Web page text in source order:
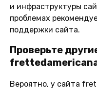
и инфраструктуры
проблемах
поддержки сайта.
Проверьте
Вероятно, у сайта